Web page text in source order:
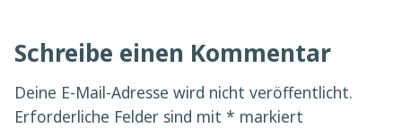
Schreibe einen Kommentar
Deine E-Mail-Adresse wird nicht veröffentlicht.
Erforderliche Felder sind mit * markiert